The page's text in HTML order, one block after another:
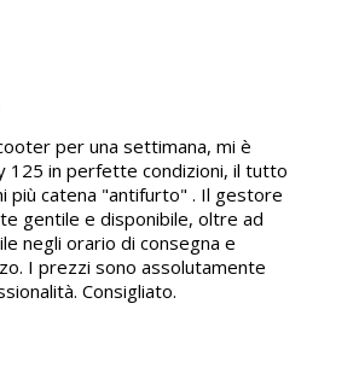
per una settimana, mi è
125 in perfette condizioni, il tutto
più catena "antifurto" . Il gestore
gentile e disponibile, oltre ad
negli orario di consegna e
I prezzi sono assolutamente
Consigliato.